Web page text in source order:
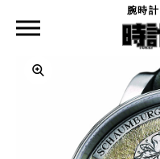
腕時
SCHAUMBURG